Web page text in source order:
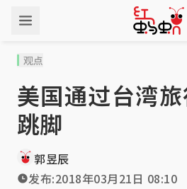
观点
美国通过台湾
跳脚
郭昱辰
发布:2018年03月21日 08:10